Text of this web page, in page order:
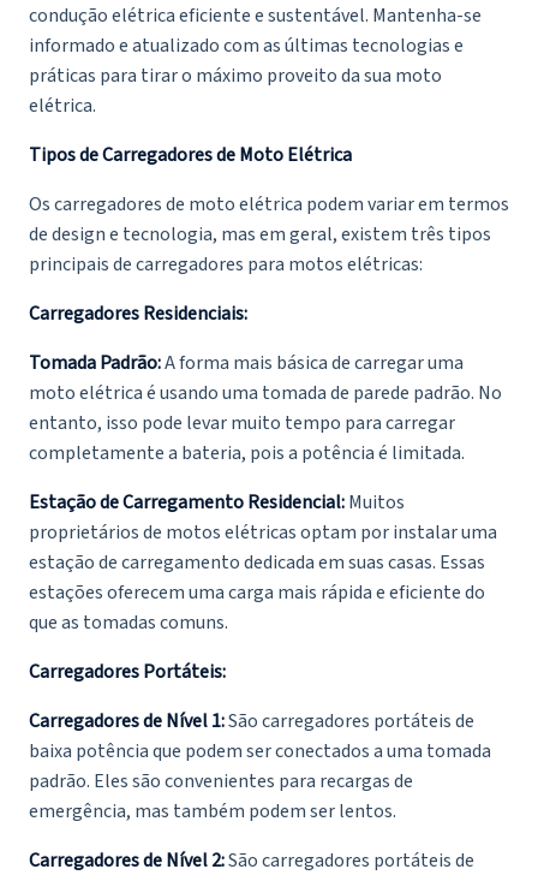
condução elétrica eficiente e sustentável. Mantenha-se
informado e atualizado com as últimas tecnologias e
práticas para tirar o máximo proveito da sua moto
elétrica.
Tipos de Carregadores deMoto Elétrica
Os carregadores de moto elétrica podem variar em termos
de design e tecnologia, mas em geral, existem três tipos
principais de carregadores para motos elétricas:
Carregadores Residenciais:
Tomada Padrão:A forma mais básica de carregar uma
moto elétrica é usando uma tomada de parede padrão. No
entanto, isso pode levar muito tempo para carregar
completamente a bateria, pois a potência é limitada.
Estação de Carregamento Residencial:Muitos
proprietários de motos elétricas optam por instalar uma
estação de carregamento dedicada em suas casas. Essas
estações oferecem uma carga mais rápida e eficiente do
que as tomadas comuns.
Carregadores Portáteis:
Carregadores de Nível 1:São carregadores portáteis de
baixa potência que podem ser conectados a uma tomada
padrão. Eles são convenientes para recargas de
emergência, mas também podem ser lentos.
Carregadores de Nível 2:São carregadores portáteis de